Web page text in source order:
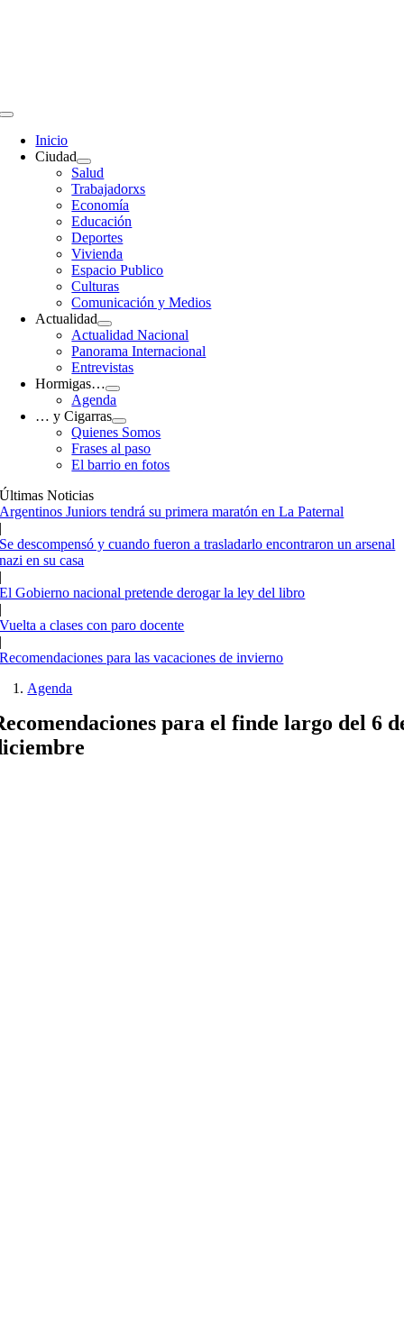
Toggle
Navigation
Inicio
Ciudad
Salud
Trabajadorxs
Economía
Educación
Deportes
Vivienda
Espacio Publico
Culturas
Comunicación y Medios
Actualidad
Actualidad Nacional
Panorama Internacional
Entrevistas
Hormigas…
Agenda
… y Cigarras
Quienes Somos
Frases al paso
El barrio en fotos
Últimas Noticias
Argentinos Juniors tendrá su primera maratón en La Paternal
|
Se descompensó y cuando fueron a trasladarlo encontraron un arsenal
nazi en su casa
|
El Gobierno nacional pretende derogar la ley del libro
|
Vuelta a clases con paro docente
|
Recomendaciones para las vacaciones de invierno
Agenda
para el finde largo del 6